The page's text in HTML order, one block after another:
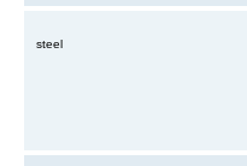
steel